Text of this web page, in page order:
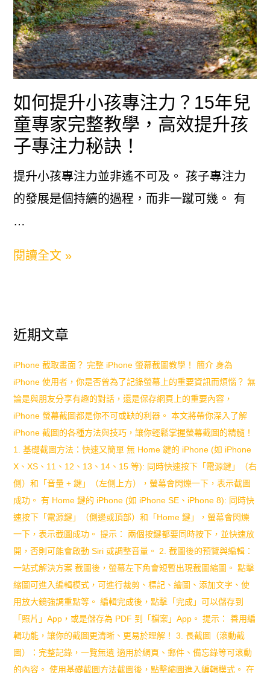
會
情
感
與
體
能
發
展
攻
如何提升小孩專注力？15年兒
童專家完整教學，高效提升孩
子專注力秘訣！
提升小孩專注力並非遙不可及。 孩子專注力
的發展是個持續的過程，而非一蹴可幾。 有
…
如
小
孩
專
注
力？
15
年
兒
童
專
家
完
整
教
學，
閱讀全文 »
近期文章
iPhone 截取畫面？ 完整 iPhone 螢幕截圖教學！ 簡介 身為
iPhone 使用者，你是否曾為了記錄螢幕上的重要資訊而煩惱？ 無
論是與朋友分享有趣的對話，還是保存網頁上的重要內容，
iPhone 螢幕截圖都是你不可或缺的利器。 本文將帶你深入了解
iPhone 截圖的各種方法與技巧，讓你輕鬆掌握螢幕截圖的精髓！
1. 基礎截圖方法：快速又簡單 無 Home 鍵的 iPhone (如 iPhone
X、XS、11、12、13、14、15 等): 同時快速按下「電源鍵」（右
側）和「音量 + 鍵」（左側上方），螢幕會閃爍一下，表示截圖
成功。 有 Home 鍵的 iPhone (如 iPhone SE、iPhone 8): 同時快
速按下「電源鍵」（側邊或頂部）和「Home 鍵」，螢幕會閃爍
一下，表示截圖成功。 提示： 兩個按鍵都要同時按下，並快速放
開，否則可能會啟動 Siri 或調整音量。 2. 截圖後的預覽與編輯：
一站式解決方案 截圖後，螢幕左下角會短暫出現截圖縮圖。 點擊
縮圖可進入編輯模式，可進行裁剪、標記、繪圖、添加文字、使
用放大鏡強調重點等。 編輯完成後，點擊「完成」可以儲存到
「照片」App，或是儲存為 PDF 到「檔案」App。 提示： 善用編
輯功能，讓你的截圖更清晰、更易於理解！ 3. 長截圖（滾動截
圖）：完整記錄，一覽無遺 適用於網頁、郵件、備忘錄等可滾動
的內容。 使用基礎截圖方法截圖後，點擊縮圖進入編輯模式。 在